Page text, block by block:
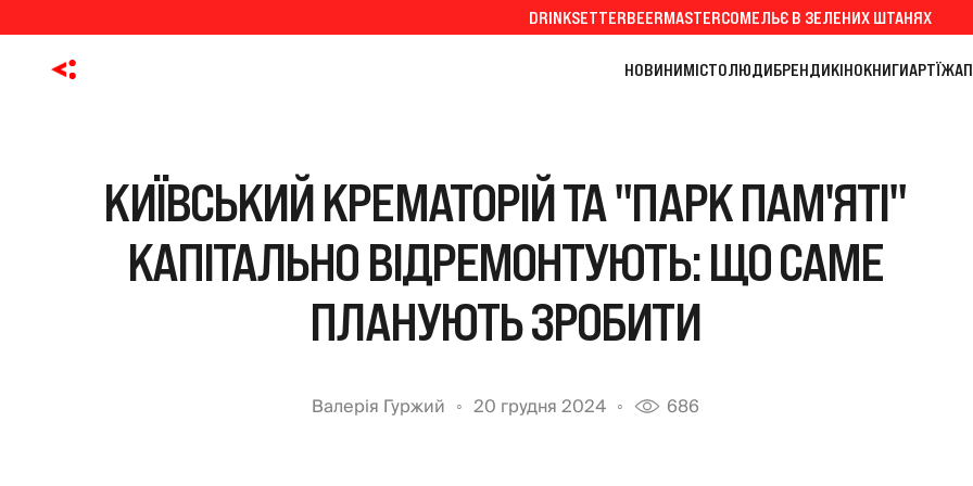
DRINKSETTERBEERMASTERСОМЕЛЬЄ В ЗЕЛЕНИХ ШТАНЯХ
НОВИНИМІСТОЛЮДИБРЕНДИКІНОКНИГИАРТЇЖА
КИЇВСЬКИЙ КРЕМАТОРІЙ ТА "ПАРК ПАМ'ЯТІ"
КАПІТАЛЬНО ВІДРЕМОНТУЮТЬ: ЩО САМЕ
ПЛАНУЮТЬ ЗРОБИТИ
Валерія Гуржий 20 грудня 2024 686